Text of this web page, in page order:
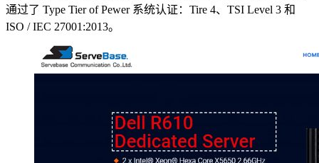
通过了 Type Tier of Pewer 系统认证：Tire 4、TSI Level 3 和
ISO / IEC 27001:2013。